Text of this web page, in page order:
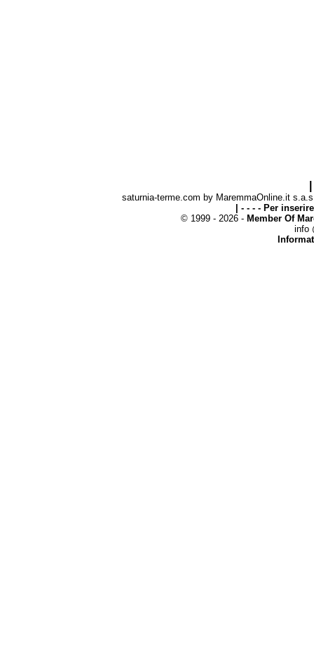
saturnia-terme.com by MaremmaOnline.it
| - - - - Per
© 1999 - 2026 - Member Of
info